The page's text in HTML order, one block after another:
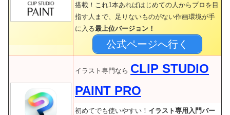
搭載！これ1本あればはじめての人からプロを目
指す人まで、足りないものがない作画環境が手
に入る最上位バージョン！
公式ページへ行く
イラスト専門なら CLIP STUDIO
PAINT PRO
初めてでも使いやすい！ イラスト専用入門バー